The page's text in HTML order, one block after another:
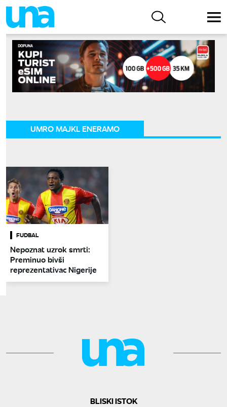
UMRO MAJKL ENERAMO
FUDBAL
Nepoznat uzrok smrti:
Preminuo bivši
reprezentativac Nigerije
BLISKI ISTOK